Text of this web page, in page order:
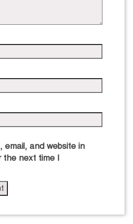
email, and website in
the next time I